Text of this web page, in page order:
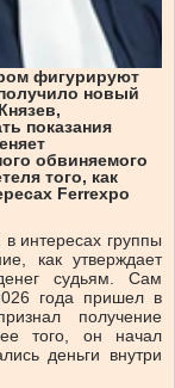
фигурируют
новый
показания
обвиняемого
того, как
Ferrexpo
интересах группы
как утверждает
судьям. Сам
года пришел в
получение
того, он начал
деньги внутри